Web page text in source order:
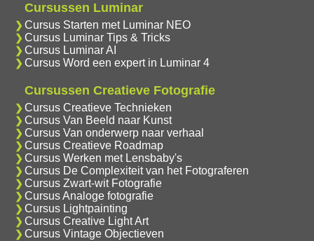
Cursussen Luminar
Cursus Starten met Luminar NEO
Cursus Luminar Tips & Tricks
Cursus Luminar AI
Cursus Word een expert in Luminar 4
Cursussen Creatieve Fotografie
Cursus Creatieve Technieken
Cursus Van Beeld naar Kunst
Cursus Van onderwerp naar verhaal
Cursus Creatieve Roadmap
Cursus Werken met Lensbaby's
Cursus De Complexiteit van het Fotograferen
Cursus Zwart-wit Fotografie
Cursus Analoge fotografie
Cursus Lightpainting
Cursus Creative Light Art
Cursus Vintage Objectieven